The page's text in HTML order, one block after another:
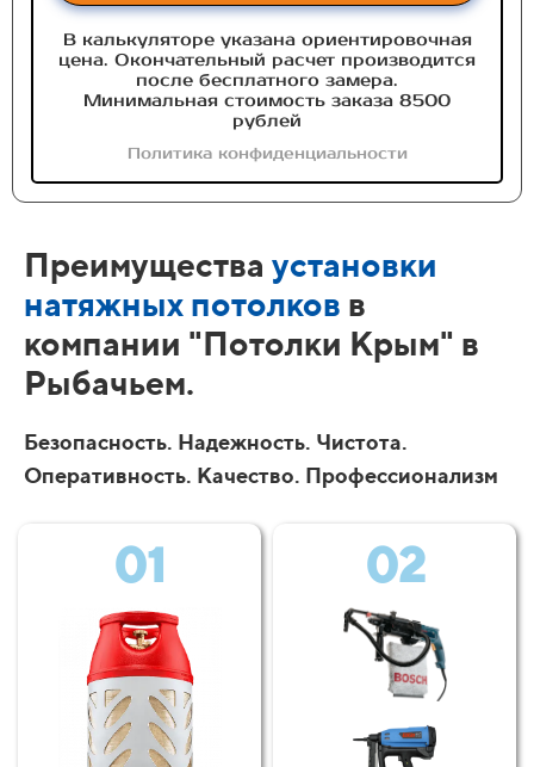
В калькуляторе указана ориентировочная
цена. Окончательный расчет производится
после бесплатного замера.
Минимальная стоимость заказа 8500
рублей
Политика конфиденциальности
Преимущества установки
натяжных потолков в
компании "Потолки Крым" в
Рыбачьем.
Безопасность. Надежность. Чистота.
Оперативность. Качество. Профессионализм
01 02